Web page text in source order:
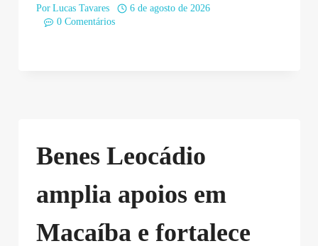
Por Lucas Tavares
6 de agosto de 2026
0 Comentários
Benes Leocádio
amplia apoios em
Macaíba e fortalece